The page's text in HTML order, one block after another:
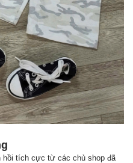
hồi tích cực từ các chủ shop đã